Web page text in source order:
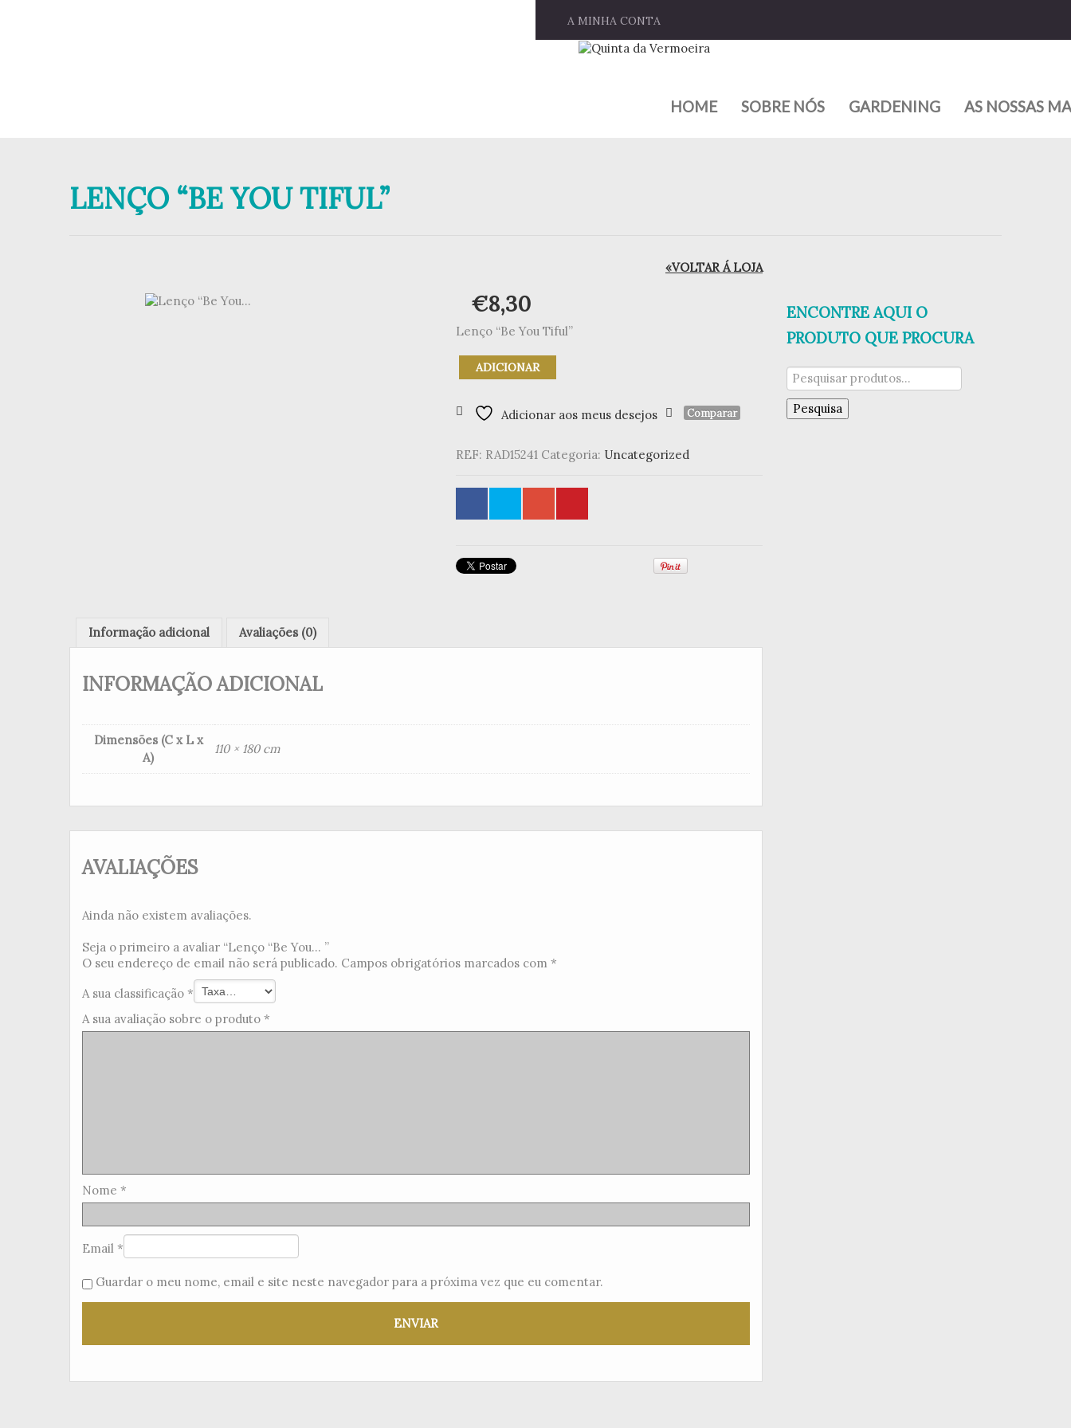
A MINHA CONTA
HOME SOBRE NÓS GARDENING AS NOSSAS
LENÇO “BE YOU TIFUL”
«VOLTAR Á LOJA
€8,30
Lenço “Be You Tiful”
Quantidade
de
"Be
ADICIONAR
Adicionar aos meus desejos Comparar
REF: RAD15241 Categoria: Uncategorized
Informação adicional Avaliações (0)
INFORMAÇÃO ADICIONAL
Dimensões (C x L x
A)
110 × 180 cm
AVALIAÇÕES
Ainda não existem avaliações.
Seja o primeiro a avaliar “Lenço “Be You... ”
O seu endereço de email não será publicado. Campos obrigatórios marcados com *
A sua classificação *
A sua avaliação sobre o produto *
Nome *
Email *
Guardar o meu nome, email e site neste navegador para a próxima vez que eu comentar.
ENCONTRE AQUI O
PRODUTO QUE PROCURA
Pesquisar
por:
Pesquisa